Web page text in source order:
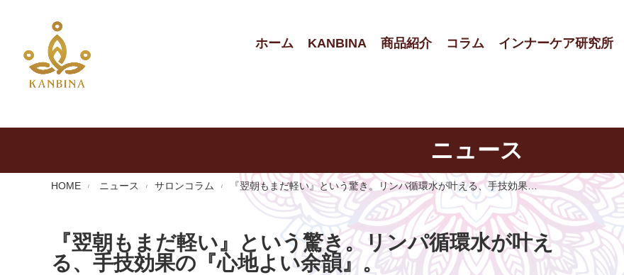
ホーム KANBINA 商品紹介 コラム インナーケア研究所
ニュース
HOME ニュース サロンコラム 『翌朝もまだ軽い』という驚き。リンパ循環水が叶える、手技効果…
『翌朝もまだ軽い』という驚き。リンパ循環水が叶え
る、手技効果の『心地よい余韻』。